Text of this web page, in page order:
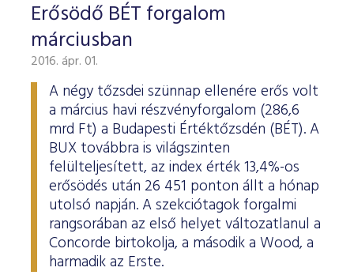
Erősödő BÉT forgalom
márciusban
2016. ápr. 01.
A négy tőzsdei szünnap ellenére erős volt
a március havi részvényforgalom (286,6
mrd Ft) a Budapesti Értéktőzsdén (BÉT). A
BUX továbbra is világszinten
felülteljesített, az index érték 13,4%-os
erősödés után 26 451 ponton állt a hónap
utolsó napján. A szekciótagok forgalmi
rangsorában az első helyet változatlanul a
Concorde birtokolja, a második a Wood, a
harmadik az Erste.